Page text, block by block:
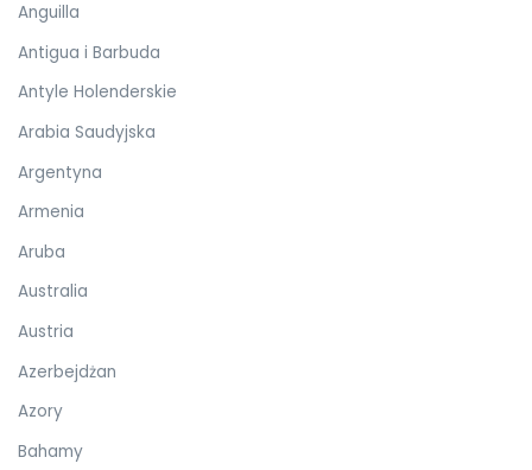
Anguilla
Antigua i Barbuda
Antyle Holenderskie
Arabia Saudyjska
Argentyna
Armenia
Aruba
Australia
Austria
Azerbejdżan
Azory
Bahamy